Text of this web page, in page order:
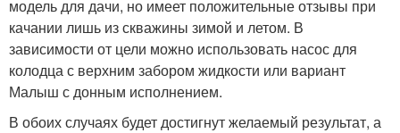
модель для дачи, но имеет положительные отзывы при
качании лишь из скважины зимой и летом. В
зависимости от цели можно использовать насос для
колодца с верхним забором жидкости или вариант
Малыш с донным исполнением.
В обоих случаях будет достигнут желаемый результат, а